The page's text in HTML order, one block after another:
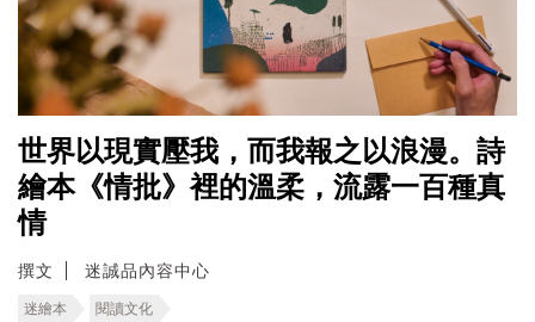
世界以現實壓我，而我報之以浪漫。詩
繪本《情批》裡的溫柔，流露一百種真
情
撰文 迷誠品內容中心
迷繪本 閱讀文化